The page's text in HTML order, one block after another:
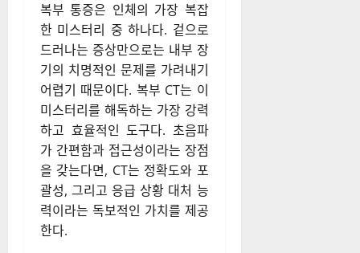
복부 통증은 인체의 가장 복잡
한 미스터리 중 하나다. 겉으로
드러나는 증상만으로는 내부 장
기의 치명적인 문제를 가려내기
어렵기 때문이다. 복부 CT는 이
미스터리를 해독하는 가장 강력
하고 효율적인 도구다. 초음파
가 간편함과 접근성이라는 장점
을 갖는다면, CT는 정확도와 포
괄성, 그리고 응급 상황 대처 능
력이라는 독보적인 가치를 제공
한다.